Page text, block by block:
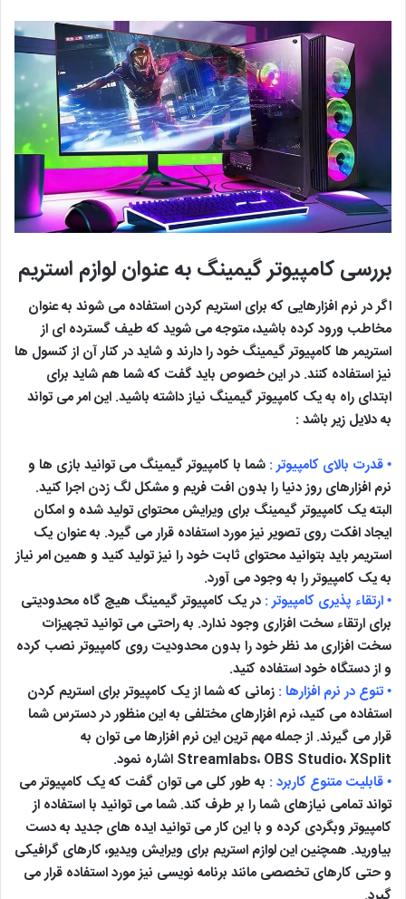
بررسی کامپیوتر گیمینگ به عنوان لوازم استریم
اگر در نرم افزارهایی که برای استریم کردن استفاده می شوند به عنوان
مخاطب ورود کرده باشید، متوجه می شوید که طیف گسترده ای از
استریمر ها کامپیوتر گیمینگ خود را دارند و شاید در کنار آن از کنسول ها
نیز استفاده کنند. در این خصوص باید گفت که شما هم شاید برای
ابتدای راه به یک کامپیوتر گیمینگ نیاز داشته باشید. این امر می تواند
به دلایل زیر باشد :
• قدرت بالای کامپیوتر : شما با کامپیوتر گیمینگ می توانید بازی ها و
نرم افزارهای روز دنیا را بدون افت فریم و مشکل لگ زدن اجرا کنید.
البته یک کامپیوتر گیمینگ برای ویرایش محتوای تولید شده و امکان
ایجاد افکت روی تصویر نیز مورد استفاده قرار می گیرد. به عنوان یک
استریمر باید بتوانید محتوای ثابت خود را نیز تولید کنید و همین امر نیاز
به یک کامپیوتر را به وجود می آورد.
• ارتقاء پذیری کامپیوتر : در یک کامپیوتر گیمینگ هیچ گاه محدودیتی
برای ارتقاء سخت افزاری وجود ندارد. به راحتی می توانید تجهیزات
سخت افزاری مد نظر خود را بدون محدودیت روی کامپیوتر نصب کرده
و از دستگاه خود استفاده کنید.
• تنوع در نرم افزارها : زمانی که شما از یک کامپیوتر برای استریم کردن
استفاده می کنید، نرم افزارهای مختلفی به این منظور در دسترس شما
قرار می گیرند. از جمله مهم ترین این نرم افزارها می توان به
Streamlabs، OBS Studio، XSplit اشاره نمود.
• قابلیت متنوع کاربرد : به طور کلی می توان گفت که یک کامپیوتر می
تواند تمامی نیازهای شما را بر طرف کند. شما می توانید با استفاده از
کامپیوتر وبگردی کرده و با این کار می توانید ایده های جدید به دست
بیاورید. همچنین این لوازم استریم برای ویرایش ویدیو، کارهای گرافیکی
و حتی کارهای تخصصی مانند برنامه نویسی نیز مورد استفاده قرار می